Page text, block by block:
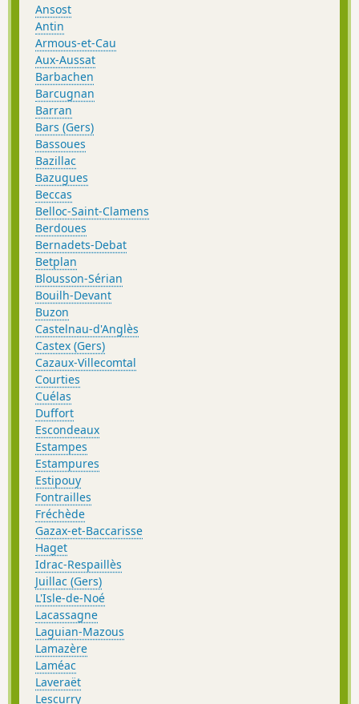
Ansost
Antin
Armous-et-Cau
Aux-Aussat
Barbachen
Barcugnan
Barran
Bars (Gers)
Bassoues
Bazillac
Bazugues
Beccas
Belloc-Saint-Clamens
Berdoues
Bernadets-Debat
Betplan
Blousson-Sérian
Bouilh-Devant
Buzon
Castelnau-d'Anglès
Castex (Gers)
Cazaux-Villecomtal
Courties
Cuélas
Duffort
Escondeaux
Estampes
Estampures
Estipouy
Fontrailles
Fréchède
Gazax-et-Baccarisse
Haget
Idrac-Respaillès
Juillac (Gers)
L'Isle-de-Noé
Lacassagne
Laguian-Mazous
Lamazère
Laméac
Laveraët
Lescurry